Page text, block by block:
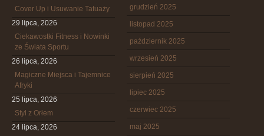
Cover Up i Usuwanie Tatuaży
29 lipca, 2026
Ciekawostki Fitness i Nowinki
ze Świata Sportu
26 lipca, 2026
Magiczne Miejsca i Tajemnice
Afryki
25 lipca, 2026
Styl z Orłem
24 lipca, 2026
grudzień 2025
listopad 2025
październik 2025
wrzesień 2025
sierpień 2025
lipiec 2025
czerwiec 2025
maj 2025